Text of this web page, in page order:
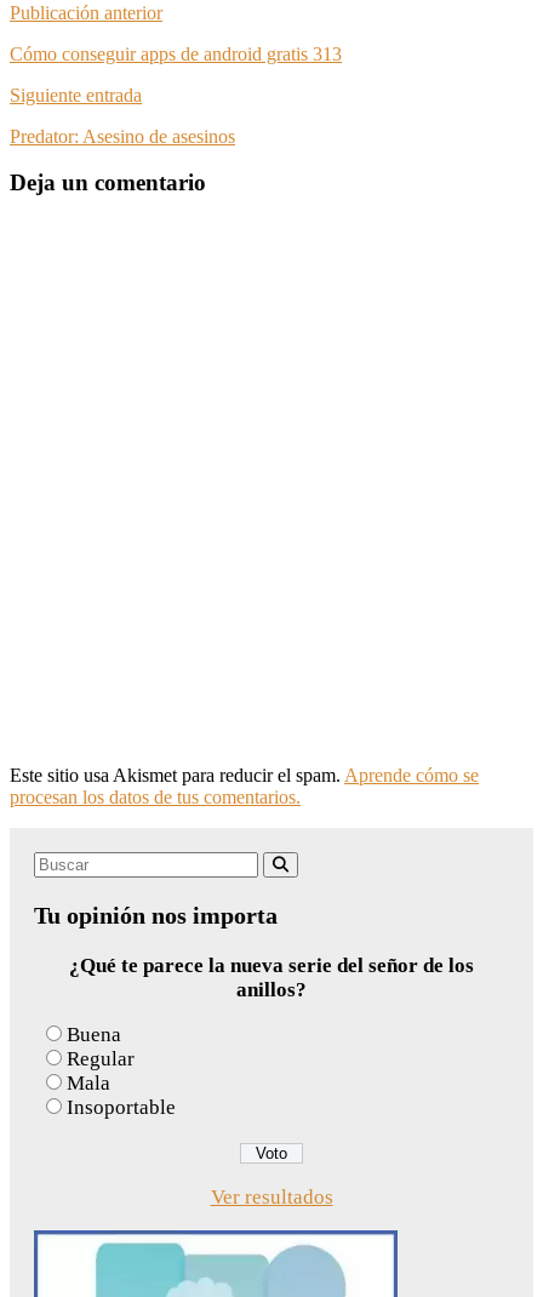
Publicación anterior
Cómo conseguir apps de android gratis 313
Siguiente entrada
Predator: Asesino de asesinos
Deja un comentario
Este sitio usa Akismet para reducir el spam. Aprende cómo se
procesan los datos de tus comentarios.
Search
Tu opinión nos importa
¿Qué te parece la nueva serie del señor de los
anillos?
Buena
Regular
Mala
Insoportable
Ver resultados